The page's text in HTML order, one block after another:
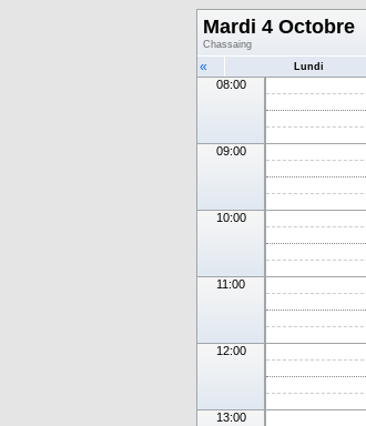
Mardi 4 Octobre
Chassaing
« Lundi
08:00
09:00
10:00
11:00
12:00
13:00